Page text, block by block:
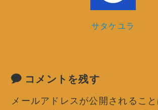
サタケユラ
コメントを残す
メールアドレスが公開されるこ